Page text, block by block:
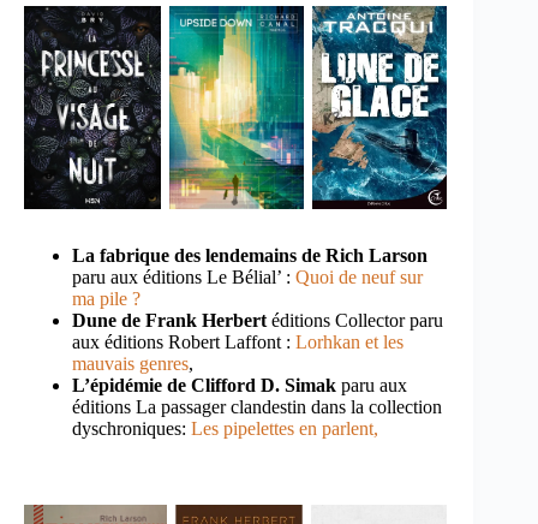
La fabrique des lendemains de Rich Larson
paru aux éditions Le Bélial’ : Quoi de neuf sur
ma pile ?
Dune de Frank Herbert éditions Collector paru
aux éditions Robert Laffont : Lorhkan et les
mauvais genres,
L’épidémie de Clifford D. Simak paru aux
éditions La passager clandestin dans la collection
dyschroniques: Les pipelettes en parlent,